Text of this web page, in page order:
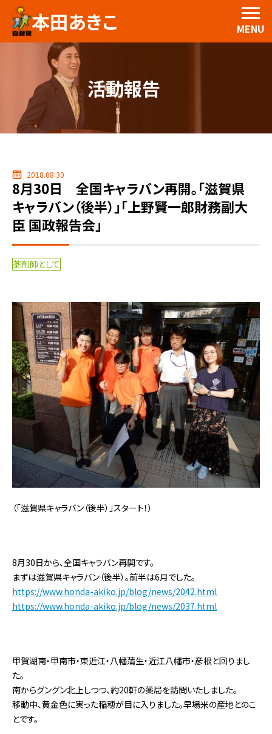
本田あきこ MENU
活動報告
2018.08.30
8月30日 全国キャラバン再開。「滋賀県
キャラバン（後半）」「上野賢一郎財務副大
臣 国政報告会」
薬剤師として
（「滋賀県キャラバン（後半）」スタート！）
8月30日から、全国キャラバン再開です。
まずは滋賀県キャラバン（後半）。前半は6月でした。
https://www.honda-akiko.jp/blog/news/2042.html
https://www.honda-akiko.jp/blog/news/2037.html
甲賀湖南・甲南市・東近江・八幡蒲生・近江八幡市・彦根と回りまし
た。
南からグングン北上しつつ、約20軒の薬局を訪問いたしました。
移動中、黄金色に実った稲穂が目に入りました。早場米の産地とのこ
とです。